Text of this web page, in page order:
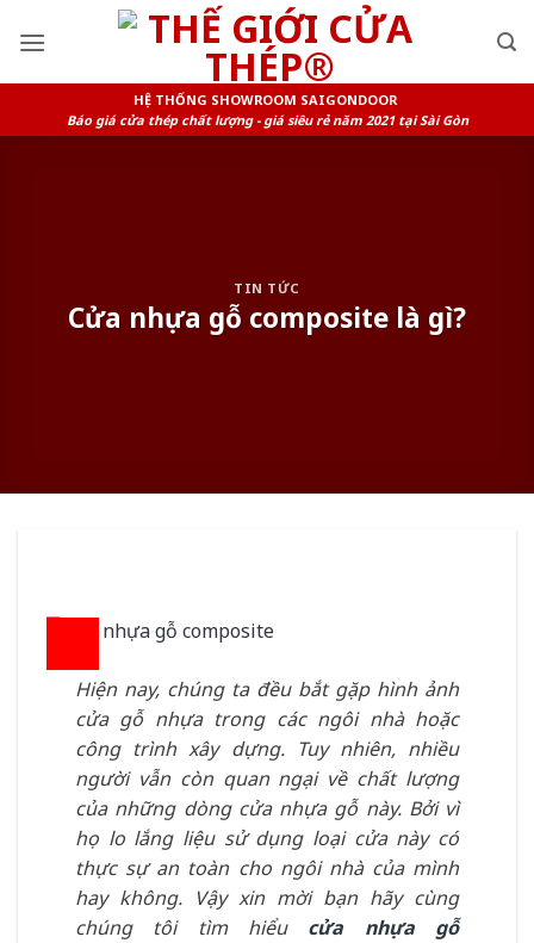
HỆ THỐNG SHOWROOM SAIGONDOOR
Báo giá cửa thép chất lượng - giá siêu rẻ năm 2021 tại Sài Gòn
TIN TỨC
Cửa nhựa gỗ composite là gì?
Hiện nay, chúng ta đều bắt gặp hình ảnh
cửa gỗ nhựa trong các ngôi nhà hoặc
công trình xây dựng. Tuy nhiên, nhiều
người vẫn còn quan ngại về chất lượng
của những dòng cửa nhựa gỗ này. Bởi vì
họ lo lắng liệu sử dụng loại cửa này có
thực sự an toàn cho ngôi nhà của mình
hay không. Vậy xin mời bạn hãy cùng
chúng tôi tìm hiểu cửa nhựa gỗ